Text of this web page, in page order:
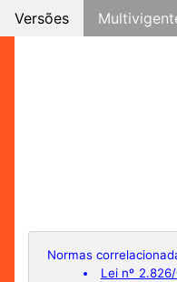
Versões
Normas
Lei nº